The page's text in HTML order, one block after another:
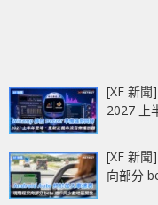
[XF 新
2027 上
[XF 新
向部分